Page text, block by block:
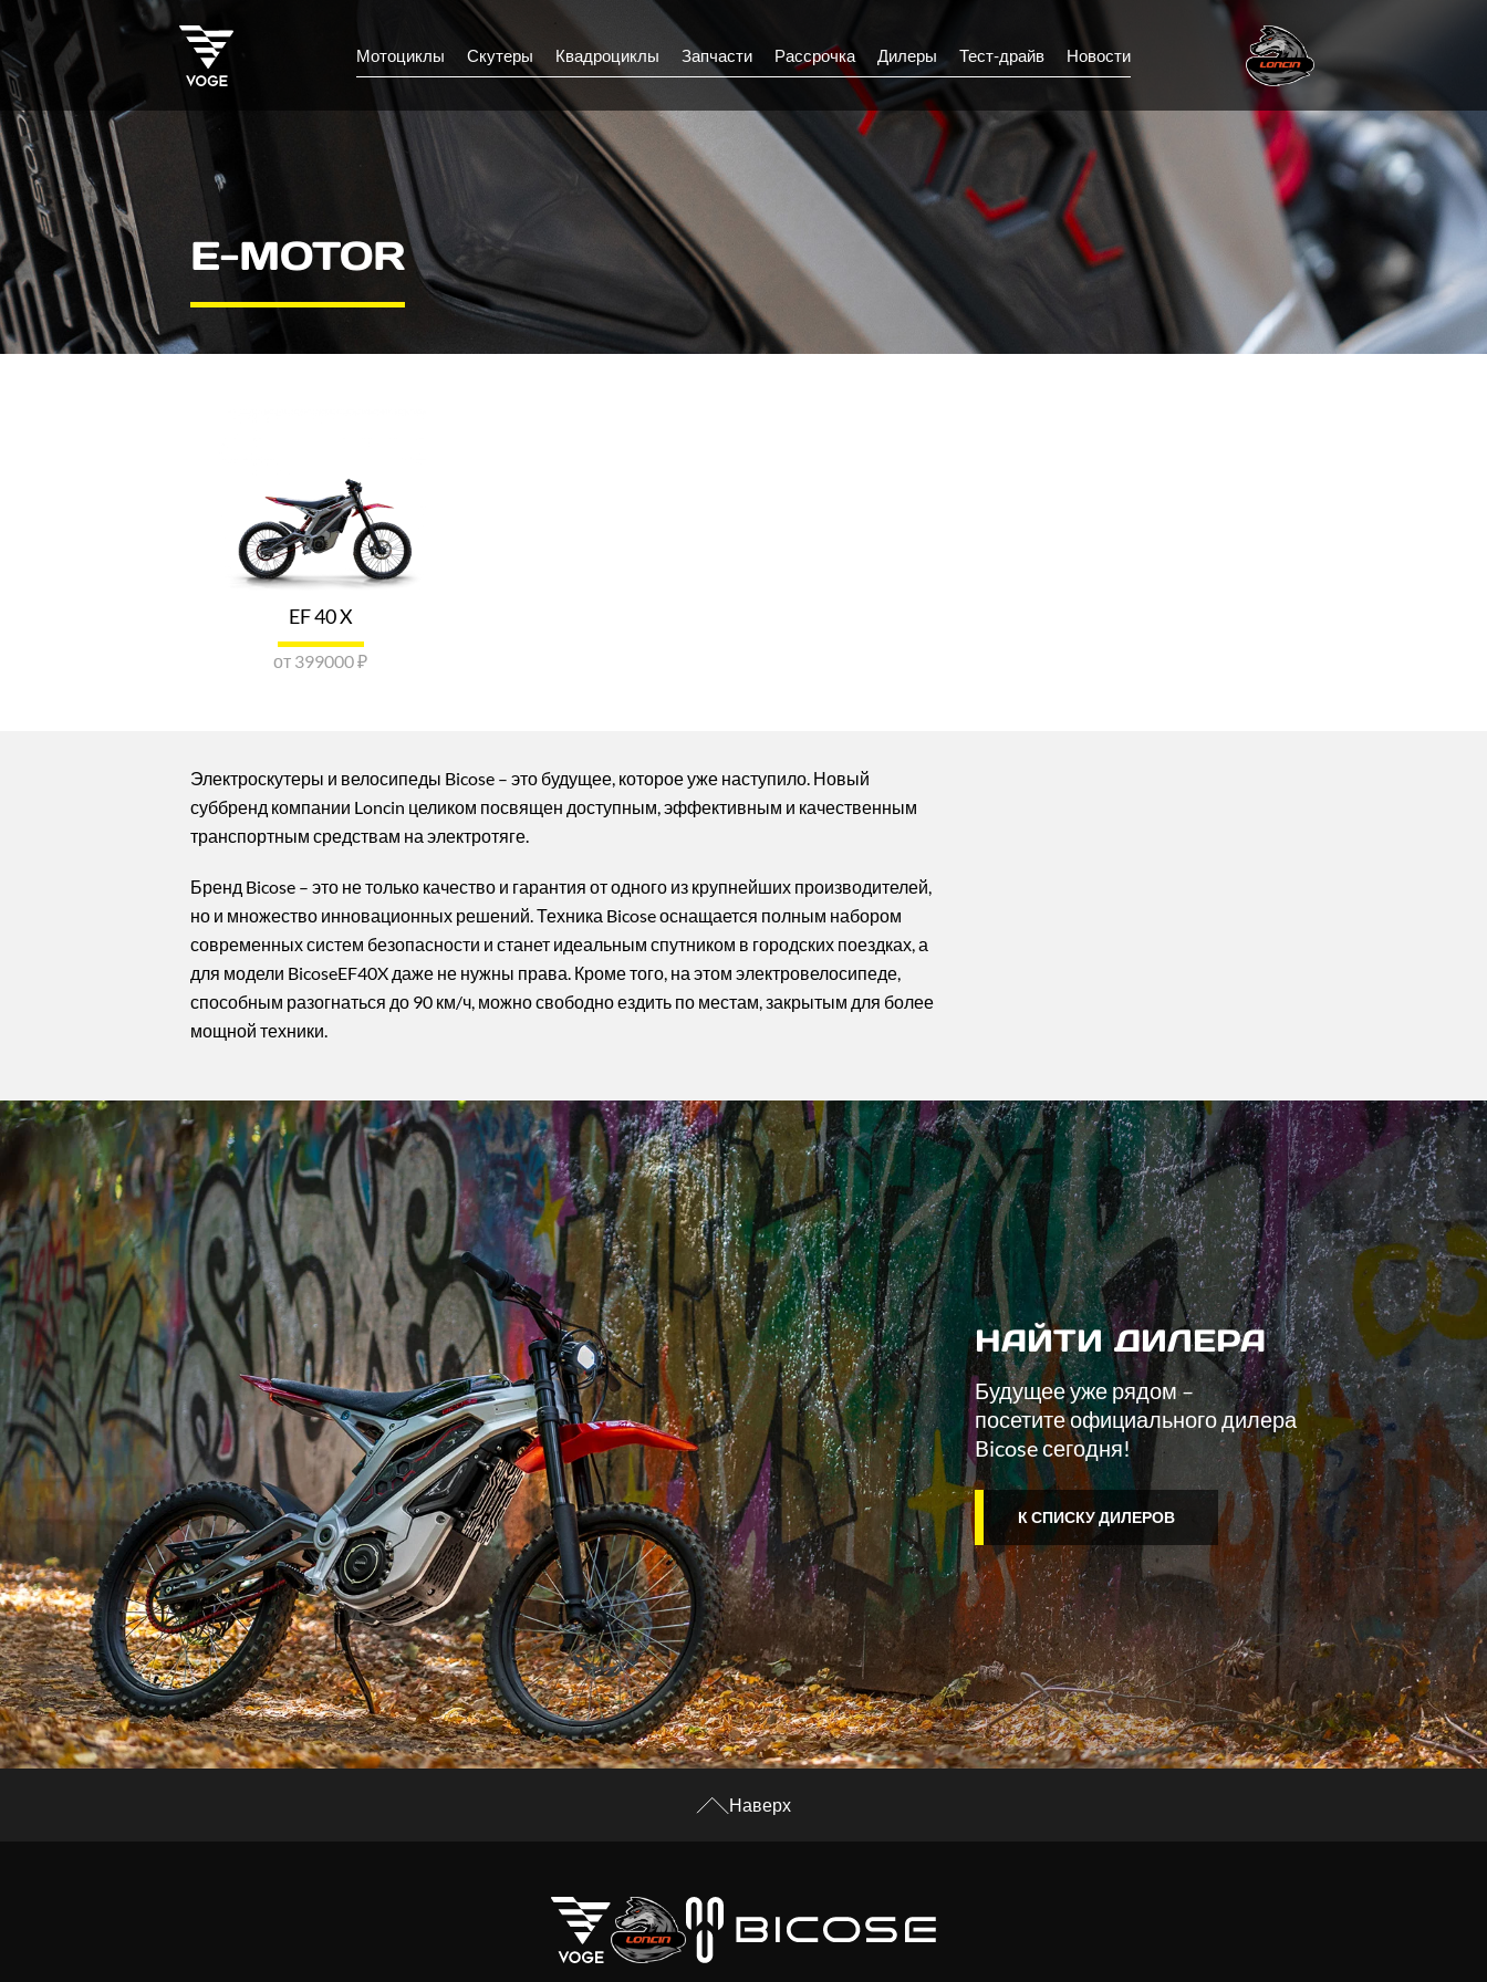
Мотоциклы Скутеры Квадроциклы Запчасти Рассрочка Дилеры Тест-драйв Новости
E-MOTOR
EF 40 X
от 399000 ₽
Электроскутеры и велосипеды Bicose – это будущее, которое уже наступило. Новый
суббренд компании Loncin целиком посвящен доступным, эффективным и качественным
транспортным средствам на электротяге.
Бренд Bicose – это не только качество и гарантия от одного из крупнейших производителей,
но и множество инновационных решений. Техника Bicose оснащается полным набором
современных систем безопасности и станет идеальным спутником в городских поездках, а
для модели BicoseEF40X даже не нужны права. Кроме того, на этом электровелосипеде,
способным разогнаться до 90 км/ч, можно свободно ездить по местам, закрытым для более
мощной техники.
НАЙТИ ДИЛЕРА
Будущее уже рядом –
посетите официального дилера
Bicose сегодня!
К СПИСКУ ДИЛЕРОВ
Наверх